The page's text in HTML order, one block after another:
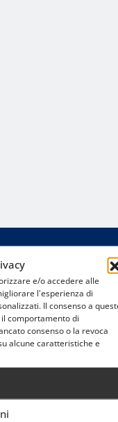
e/o accedere alle
l'esperienza di
Il consenso a
comportamento di
consenso o la revoca
alcune caratteristiche e
libro che